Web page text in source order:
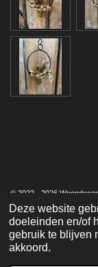
Deze website
doeleinden en/of
gebruik te blijven
akkoord.
© 2022 - 2026
Powered byJouwWeb